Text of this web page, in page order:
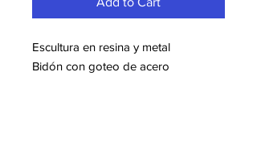
Escultura en resina y metal
Bidón con goteo de acero